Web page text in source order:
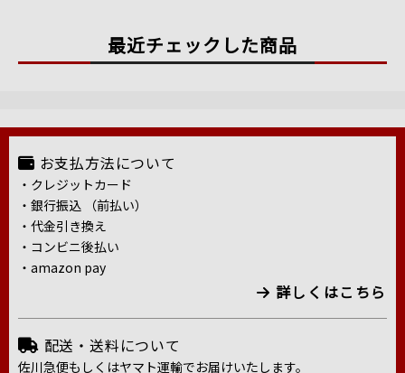
最近チェックした商品
お支払方法について
・クレジットカード
・銀行振込 （前払い）
・代金引き換え
・コンビニ後払い
・amazon pay
詳しくはこちら
配送・送料について
佐川急便もしくはヤマト運輸でお届けいたします。